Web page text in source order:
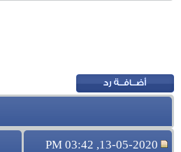
13-05-2020, 03:42 PM